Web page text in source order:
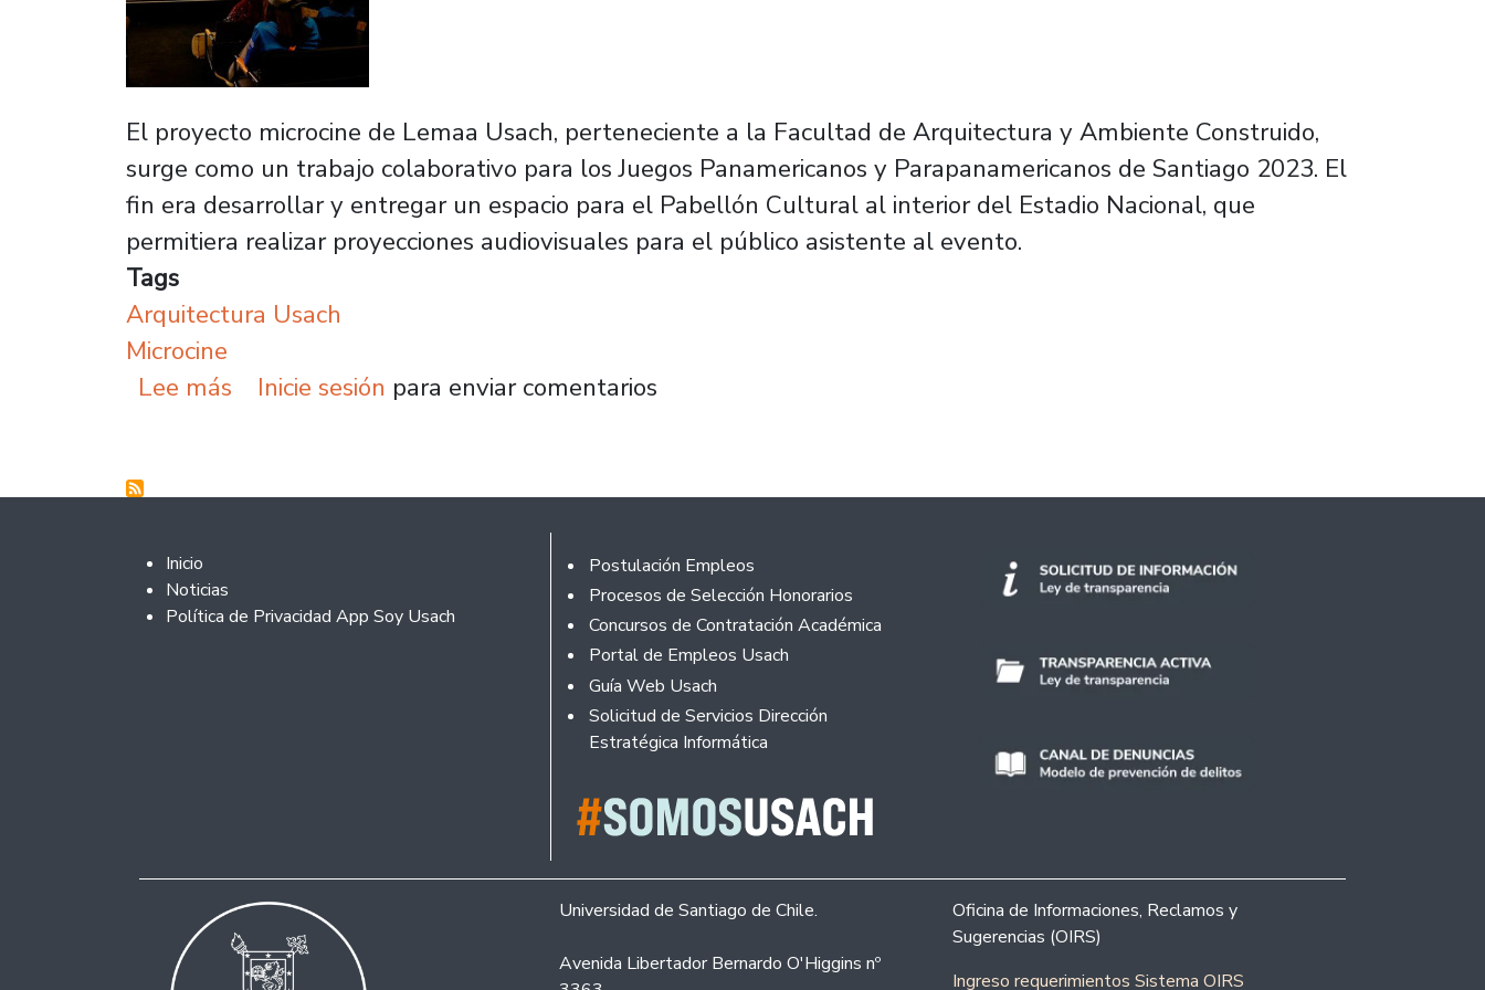
El proyecto microcine de Lemaa Usach, perteneciente a la Facultad de Arquitectura y Ambiente Construido,
surge como un trabajo colaborativo para los Juegos Panamericanos y Parapanamericanos de Santiago 2023. El
fin era desarrollar y entregar un espacio para el Pabellón Cultural al interior del Estadio Nacional, que
permitiera realizar proyecciones audiovisuales para el público asistente al evento.
Tags
Arquitectura Usach
Microcine
Lee más sobre Conoce el innovador proyecto con el que Arquitectura Usach participó en Santiago 2023
Inicie sesión para enviar comentarios
Footer 2
Inicio
Noticias
Política de Privacidad App Soy Usach
Footer
Postulación Empleos
Procesos de Selección Honorarios
Concursos de Contratación Académica
Portal de Empleos Usach
Guía Web Usach
Solicitud de Servicios Dirección
Estratégica Informática
Universidad de Santiago de Chile.
Avenida Libertador Bernardo O'Higgins nº
Oficina de Informaciones, Reclamos y
Sugerencias (OIRS)
Ingreso requerimientos Sistema OIRS